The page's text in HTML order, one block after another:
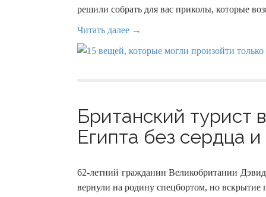
решили собрать для вас приколы, которые
Читать далее →
Британский турист
Египта без сердца
62-летний гражданин Великобритании
вернули на родину спецбортом, но вскрытие